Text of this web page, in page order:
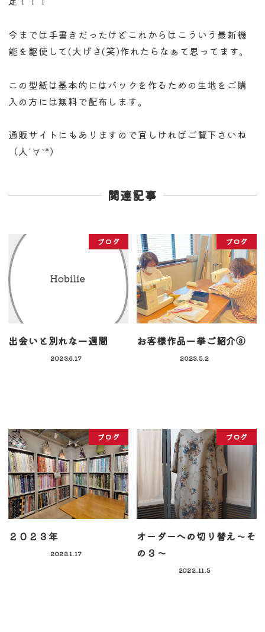
今までは手書きだったけどこれからはこういう最新機
能を駆使して(大げさ(笑)作れたらなぁて思ってます。
この型紙は基本的にはバックを作るための生地をご購
入の方には無料で配布します。
通販サイトにもありますので宜しければご覧下さいね
（人´∀`*）
関連記事
ブログ
出会いと別れな一週間
2023.6.17
ブログ
お客様作品一挙ご紹介③
2023.5.2
ブログ
２０２３年
2023.1.17
ブログ
オーダーへの切り替え～そ
の３～
2022.11.5